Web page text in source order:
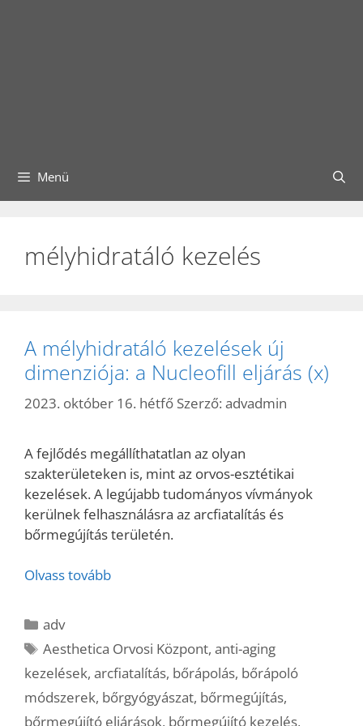
Menü
mélyhidratáló kezelés
A mélyhidratáló kezelések új
dimenziója: a Nucleofill eljárás (x)
2023. október 16. hétfő Szerző: advadmin
A fejlődés megállíthatatlan az olyan
szakterületeken is, mint az orvos-esztétikai
kezelések. A legújabb tudományos vívmányok
kerülnek felhasználásra az arcfiatalítás és
bőrmegújítás területén.
Olvass tovább
Kategória
adv
Címkék
Aesthetica Orvosi Központ,anti-aging
kezelések, arcfiatalítás, bőrápolás, bőrápoló
módszerek, bőrgyógyászat, bőrmegújítás,
bőrmegújító eljárások, bőrmegújító kezelés,